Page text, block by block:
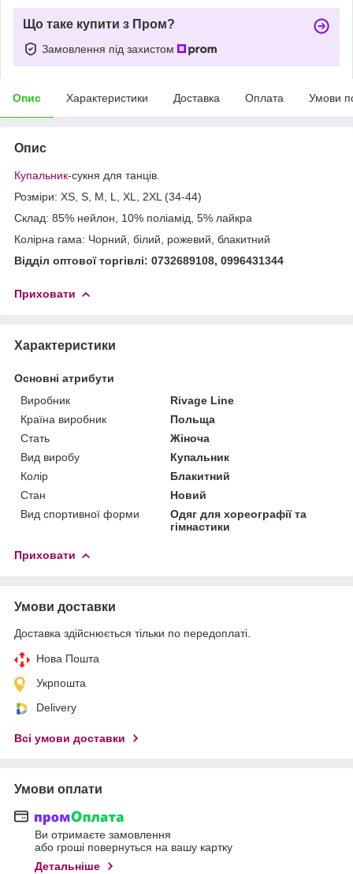
Що таке купити з Пром?
Замовлення під захистом
Опис Характеристики Доставка Оплата Умови
Опис
Купальник-сукня для танців.
Розміри: XS, S, M, L, XL, 2XL (34-44)
Склад: 85% нейлон, 10% поліамід, 5% лайкра
Колірна гама: Чорний, білий, рожевий, блакитний
Відділ оптової торгівлі: 0732689108, 0996431344
Приховати
Характеристики
Основні атрибути
Виробник
Rivage Line
Країна виробник
Польща
Стать
Жіноча
Вид виробу
Купальник
Колір
Блакитний
Стан
Новий
Вид спортивної форми
Одяг для хореографії та
гімнастики
Приховати
Умови доставки
Доставка здійснюється тільки по передоплаті.
Нова Пошта
Укрпошта
Delivery
Всі умови доставки
Умови оплати
Ви отримаєте замовлення
або гроші повернуться на вашу картку
Детальніше